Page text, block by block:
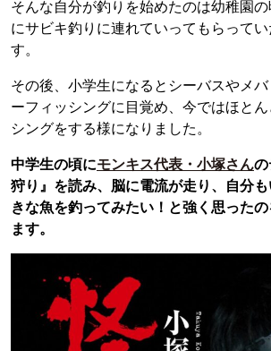
そんな自分が釣りを始めたのは幼稚園
にサビキ釣りに連れていってもらって
す。
その後、小学生になるとシーバスやメ
ーフィッシングに目覚め、今ではほと
シングをする様になりました。
中学生の頃にモンキス代表・小塚さん
狩り』を読み、脳に電流が走り、自分
きな魚を釣ってみたい！と強く思った
ます。